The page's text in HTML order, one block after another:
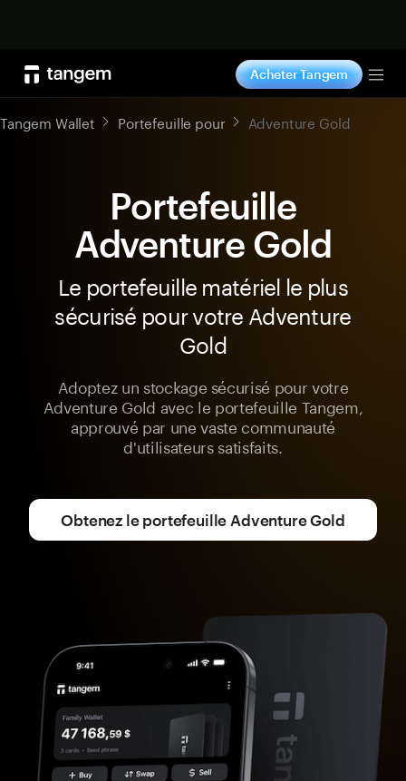
Acheter Tangem
Tangem Wallet Portefeuille pour Adventure Gold
Portefeuille
Adventure Gold
Le portefeuille matériel le plus
sécurisé pour votre Adventure
Gold
Adoptez un stockage sécurisé pour votre
Adventure Gold avec le portefeuille Tangem,
approuvé par une vaste communauté
d'utilisateurs satisfaits.
Obtenez le portefeuille Adventure Gold